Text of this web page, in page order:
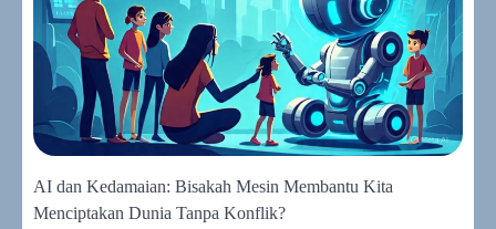
AI dan Kedamaian: Bisakah Mesin Membantu Kita
Menciptakan Dunia Tanpa Konflik?